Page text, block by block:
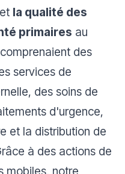
et la qualité des
primaires au
des
services de
des soins de
d'urgence,
et la distribution de
à des actions de
mobiles, notre